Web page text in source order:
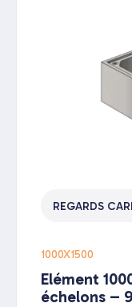
REGARDS
1000X1500
Elément
échelons –